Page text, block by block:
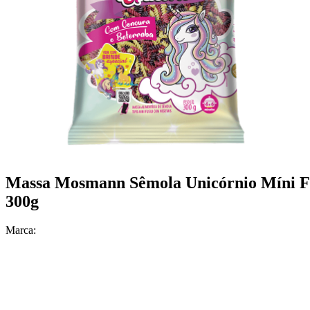
Massa Mosmann Sêmola Unicórnio Míni
300g
Marca: